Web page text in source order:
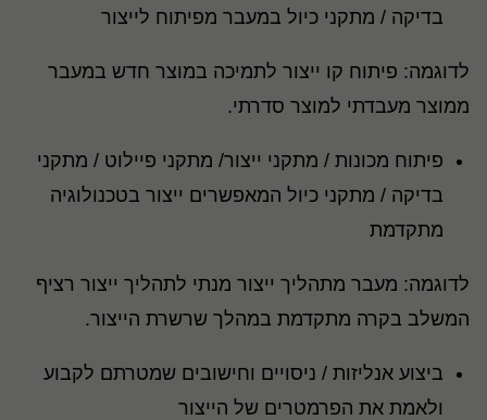
בדיקה / מתקני כיול במעבר מפיתוח לייצור
לדוגמה: פיתוח קו ייצור לתמיכה במוצר חדש במעבר
ממוצר מעבדתי למוצר סדרתי.
פיתוח מכונות / מתקני ייצור/ מתקני פיילוט / מתקני
בדיקה / מתקני כיול המאפשרים ייצור בטכנולוגיה
מתקדמת
לדוגמה: מעבר מתהליך ייצור מנתי לתהליך ייצור רציף
המשלב בקרה מתקדמת במהלך שרשרת הייצור.
ביצוע אנליזות / ניסויים וחישובים שמטרתם לקבוע
ולאמת את הפרמטרים של הייצור